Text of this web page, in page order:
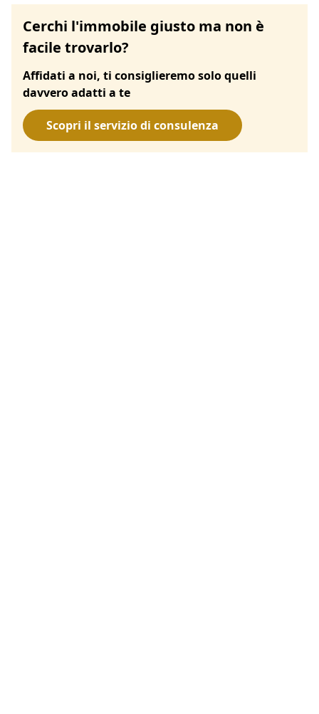
Cerchi l'immobile giusto ma non è
facile trovarlo?
Affidati a noi, ti consiglieremo solo quelli
davvero adatti a te
Scopri il servizio di consulenza